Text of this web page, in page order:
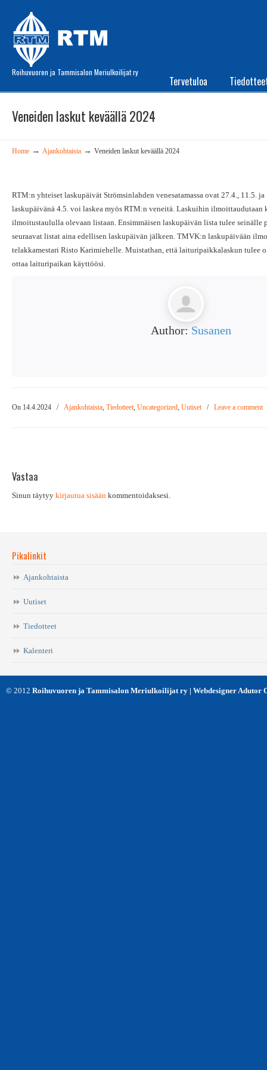
Roihuvuoren ja Tammisalon Meriulkoilijat ry
Tervetuloa
Veneiden laskut keväällä 2024
Home → Ajankohtaista → Veneiden laskut keväällä 2024
RTM:n yhteiset laskupäivät Strömsinlahden venesatamassa ovat 27.4., 11.5.
laskupäivänä 4.5. voi laskea myös RTM:n veneitä. Laskuihin
ilmoitustaululla olevaan listaan. Ensimmäisen laskupäivän lista tulee seinälle
seuraavat listat aina edellisen laskupäivän jälkeen. TMVK:n laskupäivään
telakkamestari Risto Karimiehelle. Muistathan, että laituripaikkalaskun tulee
ottaa laituripaikan käyttöösi.
Author: Susanen
On 14.4.2024 / Ajankohtaista, Tiedotteet, Uncategorized, Uutiset / Leave a comment
Vastaa
Sinun täytyy kirjautua sisään kommentoidaksesi.
Pikalinkit
Ajankohtaista
Uutiset
Tiedotteet
Kalenteri
© 2012 Roihuvuoren ja Tammisalon Meriulkoilijat ry | Webdesigner Adutor